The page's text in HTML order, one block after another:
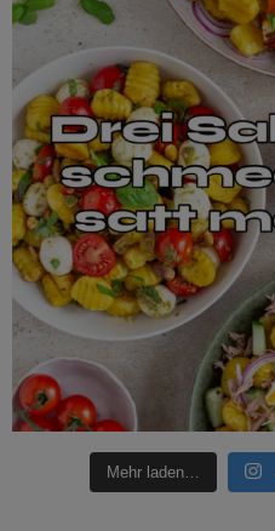
Mehr laden…